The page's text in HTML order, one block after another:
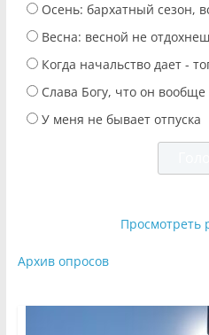
Осень: бархатный сезон,
Весна: весной не
Когда начальство дает -
Слава Богу, что он вообще
У меня не бывает отпуска
Просмотреть
Архив опросов